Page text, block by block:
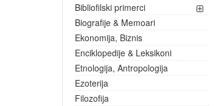
Bibliofilski primerci
Biografije & Memoari
Ekonomija, Biznis
Enciklopedije & Leksikoni
Etnologija, Antropologija
Ezoterija
Filozofija